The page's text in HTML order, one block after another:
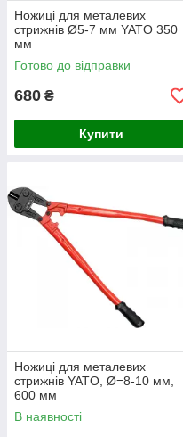
Ножиці для металевих
стрижнів Ø5-7 мм YATO 350
мм
Готово до відправки
680 ₴
Купити
Ножиці для металевих
стрижнів YATO, Ø=8-10 мм,
600 мм
В наявності